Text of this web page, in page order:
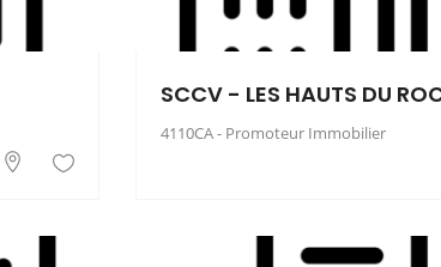
SCCV - LES HAUTS DU
4110CA - Promoteur Immobilier